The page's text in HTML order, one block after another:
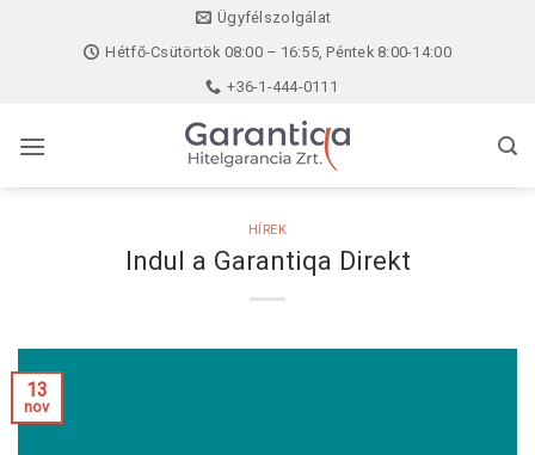
Ügyfélszolgálat
Hétfő-Csütörtök 08:00 – 16:55, Péntek 8:00-14:00
+36-1-444-0111
HÍREK
Indul a Garantiqa Direkt
13
nov